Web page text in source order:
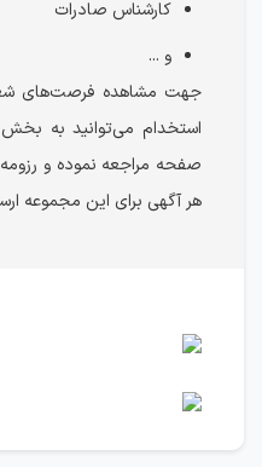
کارشناس صادرات
و ...
جهت مشاهده فرصت‌های
استخدام می‌توانید به
صفحه مراجعه نموده و رزومه
هر آگهی برای این مجموعه